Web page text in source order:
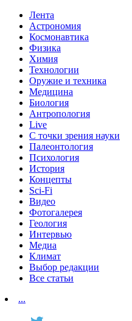
Лента
Астрономия
Космонавтика
Физика
Химия
Технологии
Оружие и техника
Медицина
Биология
Антропология
Live
С точки зрения науки
Палеонтология
Психология
История
Концепты
Sci-Fi
Видео
Фотогалерея
Геология
Интервью
Медиа
Климат
Выбор редакции
Все статьи
...